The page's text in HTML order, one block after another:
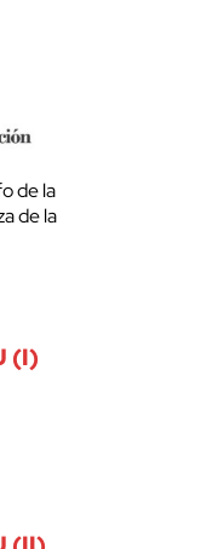
de la
de la
(I)